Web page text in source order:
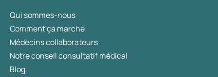
Qui sommes-nous
Comment ça marche
Médecins collaborateurs
Notre conseil consultatif médical
Blog